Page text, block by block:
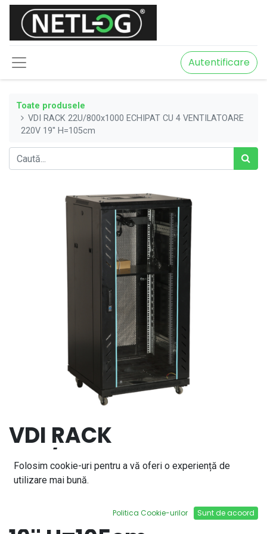
Autentificare
Toate produsele
VDI RACK 22U/800x1000 ECHIPAT CU 4 VENTILATOARE
220V 19'' H=105cm
VDI RACK
22U/800x1000
ECHIPAT CU 4
VENTILATOARE 220V
Folosim cookie-uri pentru a vă oferi o experiență de
utilizare mai bună.
Politica Cookie-urilor Sunt de acoord